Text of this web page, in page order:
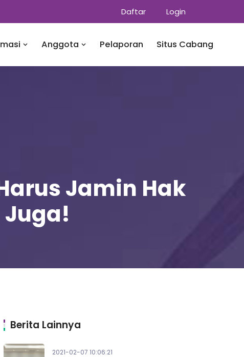
Daftar Login
Anggota Pelaporan Situs Cabang
Jamin Hak
Juga!
Berita Lainnya
2021-02-07 10:06:21